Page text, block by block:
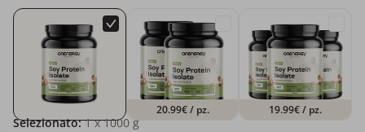
20.99€/ pz. 19.99€/ pz.
Selezionato: 1x 1000 g